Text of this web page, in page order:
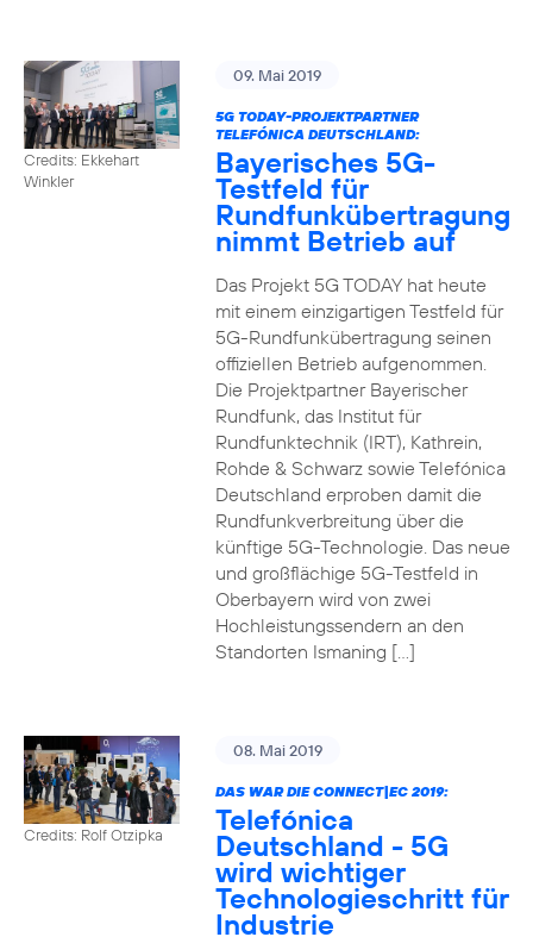
Credits: Ekkehart
Winkler
09. Mai 2019
5G TODAY-PROJEKTPARTNER
TELEFÓNICA DEUTSCHLAND:
Bayerisches 5G-
Testfeld für
Rundfunkübertragung
nimmt Betrieb auf
Das Projekt 5G TODAY hat heute
mit einem einzigartigen Testfeld für
5G-Rundfunkübertragung seinen
offiziellen Betrieb aufgenommen.
Die Projektpartner Bayerischer
Rundfunk, das Institut für
Rundfunktechnik (IRT), Kathrein,
Rohde & Schwarz sowie Telefónica
Deutschland erproben damit die
Rundfunkverbreitung über die
künftige 5G-Technologie. Das neue
und großflächige 5G-Testfeld in
Oberbayern wird von zwei
Hochleistungssendern an den
Standorten Ismaning […]
Credits: Rolf Otzipka
08. Mai 2019
DAS WAR DIE CONNECT|EC 2019:
Telefónica
Deutschland - 5G
wird wichtiger
Technologieschritt für
Industrie